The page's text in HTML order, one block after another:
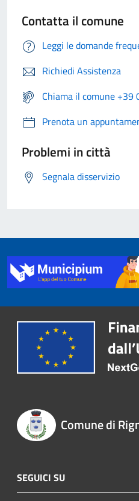
Contatta il comune
Leggi le domande
Richiedi Assistenza
Chiama il comune +39
Prenota un
Problemi in città
Segnala disservizio
Comune di
SEGUICI SU